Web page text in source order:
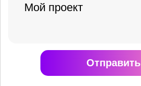
Отправить